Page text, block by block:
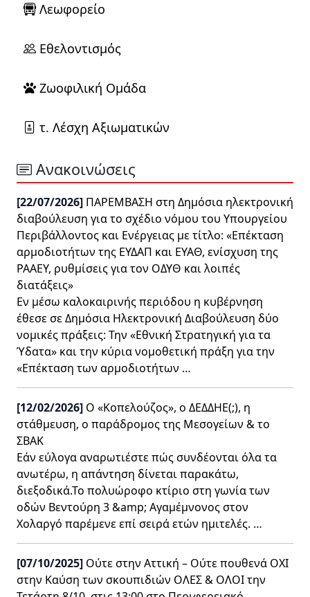
Λεωφορείο
Εθελοντισμός
Ζωοφιλική Ομάδα
τ. Λέσχη Αξιωματικών
Ανακοινώσεις
[22/07/2026] ΠΑΡΕΜΒΑΣΗ στη Δημόσια ηλεκτρονική
διαβούλευση για το σχέδιο νόμου του Υπουργείου
Περιβάλλοντος και Ενέργειας με τίτλο: «Επέκταση
αρμοδιοτήτων της ΕΥΔΑΠ και ΕΥΑΘ, ενίσχυση της
ΡΑΑΕΥ, ρυθμίσεις για τον ΟΔΥΘ και λοιπές
διατάξεις»
Εν μέσω καλοκαιρινής περιόδου η κυβέρνηση
έθεσε σε Δημόσια Ηλεκτρονική Διαβούλευση δύο
νομικές πράξεις: Την «Εθνική Στρατηγική για τα
Ύδατα» και την κύρια νομοθετική πράξη για την
«Επέκταση των αρμοδιοτήτων …
[12/02/2026] Ο «Κοπελούζος», ο ΔΕΔΔΗΕ(;), η
στάθμευση, ο παράδρομος της Μεσογείων & το
ΣΒΑΚ
Εάν εύλογα αναρωτιέστε πώς συνδέονται όλα τα
ανωτέρω, η απάντηση δίνεται παρακάτω,
διεξοδικά.Το πολυώροφο κτίριο στη γωνία των
οδών Βεντούρη 3 &amp; Αγαμέμνονος στον
Χολαργό παρέμενε επί σειρά ετών ημιτελές. …
[07/10/2025] Ούτε στην Αττική – Ούτε πουθενά OXΙ
στην Καύση των σκουπιδιών ΟΛΕΣ & ΟΛΟΙ την